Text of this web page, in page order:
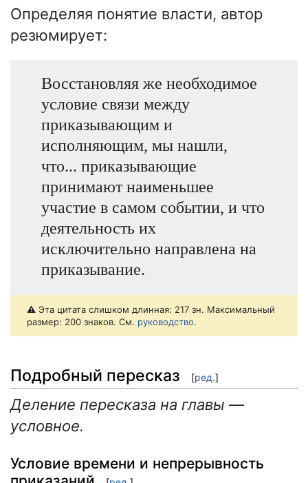
Определяя понятие власти, автор
резюмирует:
Восстановляя же необходимое
условие связи между
приказывающим и
исполняющим, мы нашли,
что... приказывающие
принимают наименьшее
участие в самом событии, и что
деятельность их
исключительно направлена на
приказывание.
⚠️ Эта цитата слишком длинная: 217 зн. Максимальный
размер: 200 знаков. См. руководство.
Подробный пересказ [ред.]
Деление пересказа на главы —
условное.
Условие времени и непрерывность